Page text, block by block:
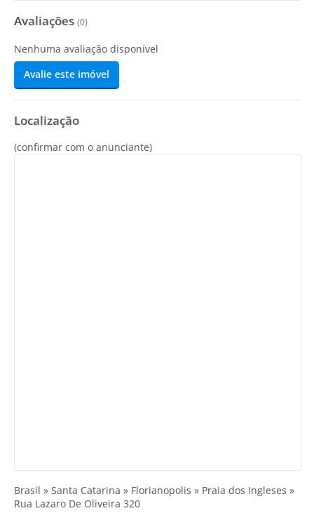
Avaliações (0)
Nenhuma avaliação disponível
Avalie este imóvel
Localização
(confirmar com o anunciante)
Brasil » Santa Catarina » Florianopolis » Praia dos Ingleses »
Rua Lazaro De Oliveira 320